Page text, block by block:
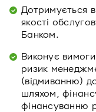
Дотримується
якості
Банком.
Виконує
ризик
(відмиванню)
шляхом,
фінансуванню